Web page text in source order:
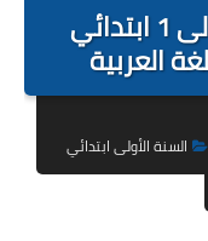
التحضيرية
ابتدائي
ابتدائي
ابتدائي
نماذج اختبارات السنة الاولى 1 ابتدائي
السنة الأولى ابتدائي